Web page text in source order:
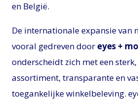
en België.
De internationale expansie van
vooral gedreven door eyes +
onderscheidt zich met een
assortiment, transparante en
toegankelijke winkelbeleving.